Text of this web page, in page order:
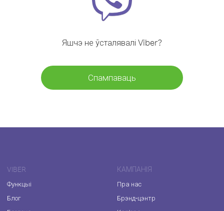
Яшчэ не ўсталявалі Viber?
Спампаваць
VIBER
Функцыі
Блог
КАМПАНІЯ
Пра нас
Брэнд-цэнтр